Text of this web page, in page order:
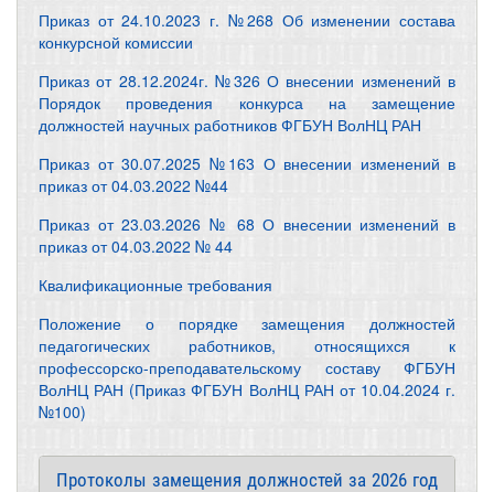
Приказ от 24.10.2023 г. №268 Об изменении состава
конкурсной комиссии
Приказ от 28.12.2024г. №326 О внесении изменений в
Порядок проведения конкурса на замещение
должностей научных работников ФГБУН ВолНЦ РАН
Приказ от 30.07.2025 №163 О внесении изменений в
приказ от 04.03.2022 №44
Приказ от 23.03.2026 № 68 О внесении изменений в
приказ от 04.03.2022 № 44
Квалификационные требования
Положение о порядке замещения должностей
педагогических работников, относящихся к
профессорско-преподавательскому составу ФГБУН
ВолНЦ РАН (Приказ ФГБУН ВолНЦ РАН от 10.04.2024 г.
№100)
Протоколы замещения должностей за 2026 год